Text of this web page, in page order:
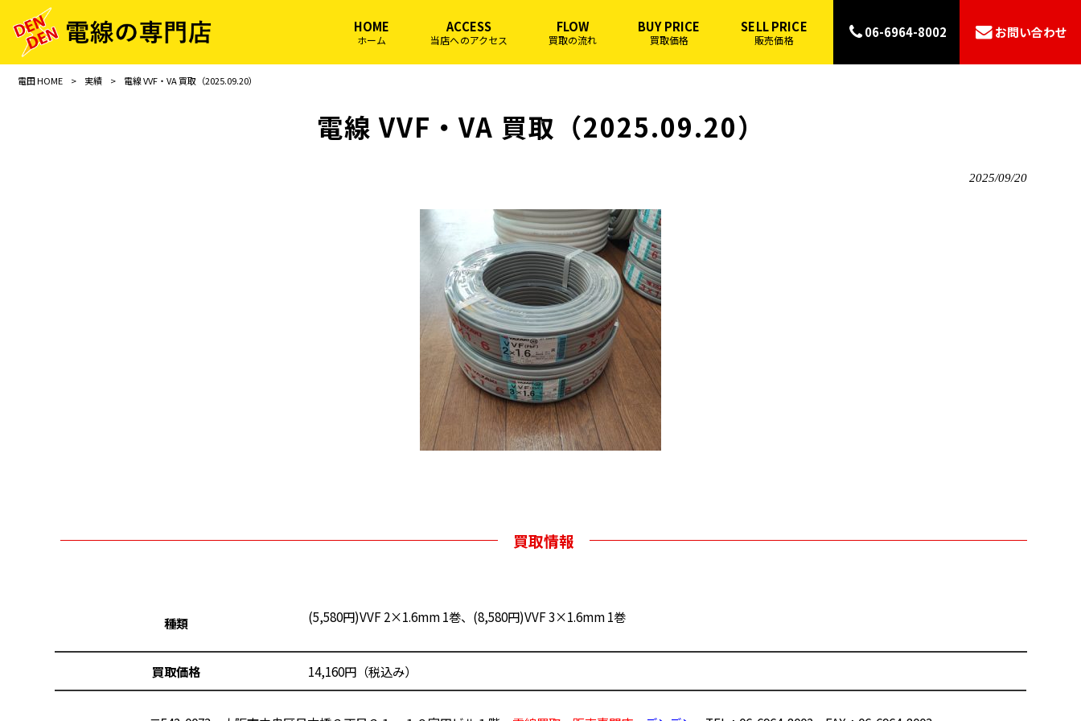
HOME
ホーム
ACCESS
当店へのアクセス
FLOW
買取の流れ
BUY PRICE
買取価格
SELL PRICE
販売価格 06-6964-8002 お問い合わせ
電田 HOME > 実績 > 電線 VVF・VA 買取（2025.09.20）
電線 VVF・VA 買取（2025.09.20）
2025/09/20
買取情報
種類 (5,580円)VVF 2×1.6mm 1巻、(8,580円)VVF 3×1.6mm 1巻
買取価格 14,160円（税込み）